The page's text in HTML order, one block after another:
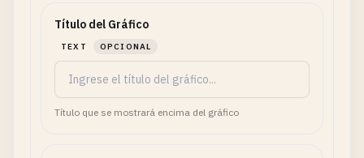
Título del Gráfico
TEXT OPCIONAL
Título que se mostrará encima del gráfico